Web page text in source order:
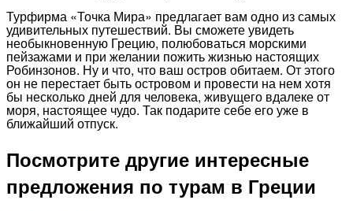
Турфирма «Точка Мира» предлагает вам одно из самых
удивительных путешествий. Вы сможете увидеть
необыкновенную Грецию, полюбоваться морскими
пейзажами и при желании пожить жизнью настоящих
Робинзонов. Ну и что, что ваш остров обитаем. От этого
он не перестает быть островом и провести на нем хотя
бы несколько дней для человека, живущего вдалеке от
моря, настоящее чудо. Так подарите себе его уже в
ближайший отпуск.
Посмотрите другие интересные
предложения по турам в Греции